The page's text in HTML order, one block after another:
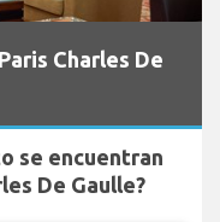
Charles De
se encuentran
De Gaulle?